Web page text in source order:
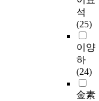
석
(25)
이양
하
(24)
金素